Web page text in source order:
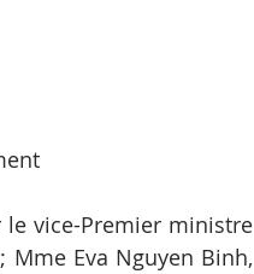
vice-Premier ministre
Mme Eva Nguyen Binh,